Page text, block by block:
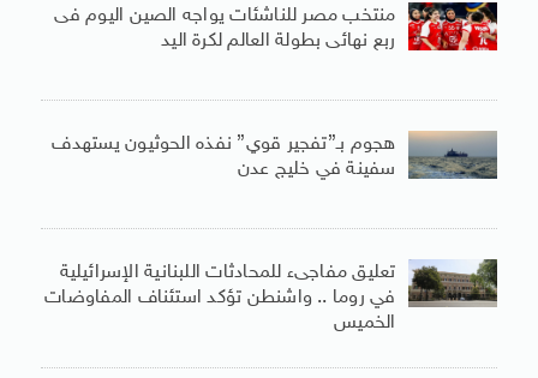
منتخب مصر للناشئات يواجه الصين اليوم فى
ربع نهائى بطولة العالم لكرة اليد
هجوم بـ”تفجير قوي” نفذه الحوثيون يستهدف
سفينة في خليج عدن
تعليق مفاجىء للمحادثات اللبنانية الإسرائيلية
في روما .. واشنطن تؤكد استئناف المفاوضات
الخميس